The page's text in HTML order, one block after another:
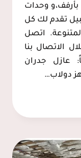
وحدات
تقدم لك كل
اتصل
الاتصال بنا
عازل جدران
دولاب…